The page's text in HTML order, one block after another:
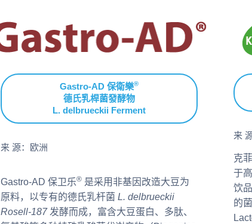
Gastro-AD 保衛樂®
德氏乳桿菌發酵物
L. delbrueckii Ferment
来 源：欧洲
Gastro-AD 保卫乐® 是采用非基因改造大豆为
原料，以专有的德氏乳杆菌 L. delbrueckii
Rosell-187 发酵而成，富含大豆蛋白、多肽、
来
克
于
饮
的